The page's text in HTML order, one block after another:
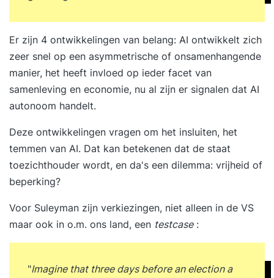
salarisprofessionals, zoals data-analyse,
foutcontrole, rapportages en automatisering van
repetitieve taken. 2Xplain AI-assistent en CAO-
assistent – wat kun je ermee en hoe pas je ze
eenvoudig toe in je werk? Introductie AI-agents –
wat zijn het en welke rol gaan ze spelen in de
toekomst van jouw vakgebied? Meer informatie
Je leert hoe je effectieve prompts formuleert -
duidelijke opdrachten die zorgen dat AI-tools
doen wat... meer op onze website
Er zijn 4 ontwikkelingen van belang: AI ontwikkelt zich
zeer snel op een asymmetrische of onsamenhangende
manier, het heeft invloed op ieder facet van
samenleving en economie, nu al zijn er signalen dat AI
autonoom handelt.
Deze ontwikkelingen vragen om het insluiten, het
temmen van AI. Dat kan betekenen dat de staat
toezichthouder wordt, en da's een dilemma: vrijheid of
beperking?
Voor Suleyman zijn verkiezingen, niet alleen in de VS
maar ook in o.m. ons land, een testcase:
"Imagine that three days before an election a